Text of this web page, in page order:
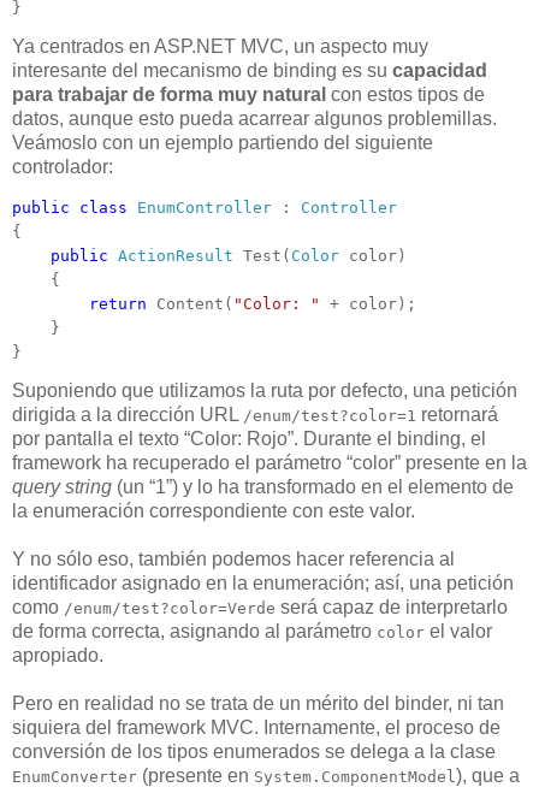
}
Ya centrados en ASP.NET MVC, un aspecto muy
interesante del mecanismo de binding es su capacidad
para trabajar de forma muy natural con estos tipos de
datos, aunque esto pueda acarrear algunos problemillas.
Veámoslo con un ejemplo partiendo del siguiente
controlador:
public class EnumController : Controller
{
public ActionResult Test( Color color)
{
return Content( "Color: "
+ color);
}
}
Suponiendo que utilizamos la ruta por defecto, una petición
dirigida a la dirección URL /enum/test?color=1 retornará
por pantalla el texto “Color: Rojo”. Durante el binding, el
framework ha recuperado el parámetro “color” presente en la
query string (un “1”) y lo ha transformado en el elemento de
la enumeración correspondiente con este valor.
Y no sólo eso, también podemos hacer referencia al
identificador asignado en la enumeración; así, una petición
como /enum/test?color=Verde será capaz de interpretarlo
de forma correcta, asignando al parámetro color el valor
apropiado.
Pero en realidad no se trata de un mérito del binder, ni tan
siquiera del framework MVC. Internamente, el proceso de
conversión de los tipos enumerados se delega a la clase
EnumConverter (presente en System.ComponentModel ), que a